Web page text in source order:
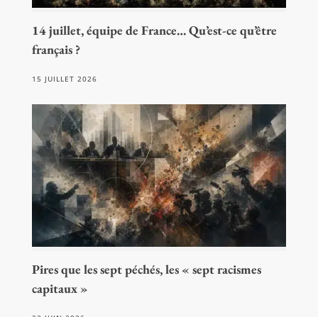
14 juillet, équipe de France… Qu’est-ce qu’être
français ?
15 JUILLET 2026
Pires que les sept péchés, les « sept racismes
capitaux »